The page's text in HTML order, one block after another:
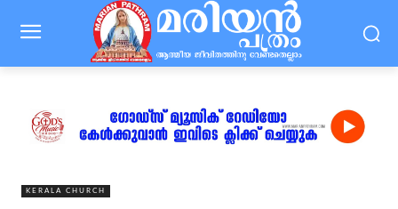
KERALA CHURCH